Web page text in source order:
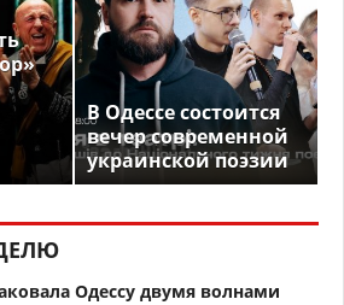
В Одессе состоится
вечер современной
украинской поэзии
Одессу двумя волнами